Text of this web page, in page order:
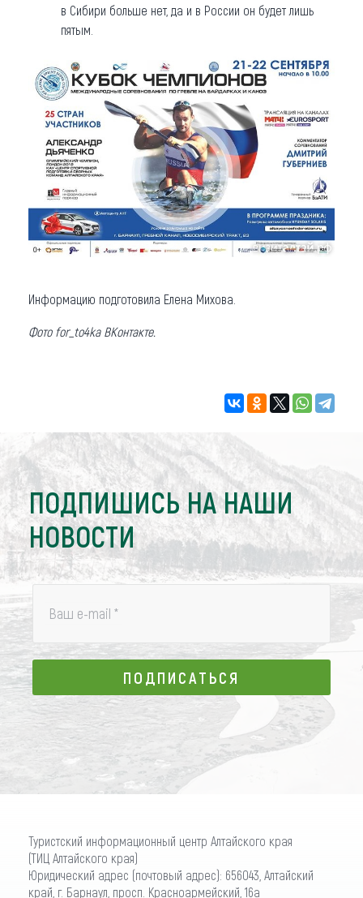
в Сибири больше нет, да и в России он будет лишь
пятым.
Информацию подготовила Елена Михова.
Фото for_to4ka ВКонтакте.
ПОДПИШИСЬ НА НАШИ
НОВОСТИ
Ваш e-mail *
ПОДПИСАТЬСЯ
ПОДПИСАТЬСЯ
Туристский информационный центр Алтайского края
(ТИЦ Алтайского края)
Юридический адрес (почтовый адрес): 656043, Алтайский
край, г. Барнаул, просп. Красноармейский, 16а